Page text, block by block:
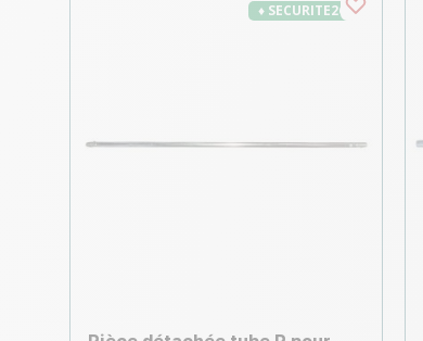
♦ SECURITE26